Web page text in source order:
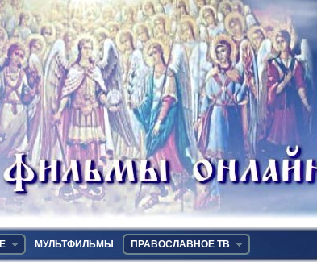
МУЛЬТФИЛЬМЫ
ПРАВОСЛАВНОЕ ТВ